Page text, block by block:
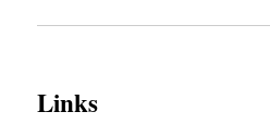
Links